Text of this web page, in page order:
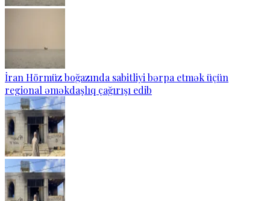
İran Hörmüz boğazında sabitliyi bərpa etmək üçün
regional əməkdaşlıq çağırışı edib